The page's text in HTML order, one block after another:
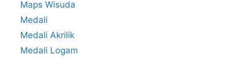
Maps Wisuda
Medali
Medali Akrilik
Medali Logam